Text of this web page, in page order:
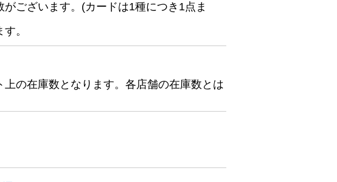
ございます。(カードは1種につき1点ま
。
の在庫数となります。各店舗の在庫数とは